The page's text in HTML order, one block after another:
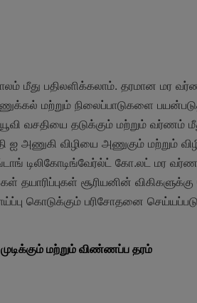
மீது பதிலளிக்கலாம். தரமான மர
மற்றும் நிலைப்பாடுகளை
வசதியை தடுக்கும் மற்றும் வர்ணம்
அணுகி விழியை அணுகும் மற்றும்
டிலிகோடிங்வேர்ல்ட் கோ.லட் மர
தயாரிப்புகள் சூரியனின்
கொடுக்கும் பரிசோதனை
முடிக்கும் மற்றும் விண்ணப்ப தரம்